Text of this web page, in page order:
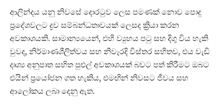
ආලින්දය යනු නිවසේ දොරටුව ලෙස පමණක් නොව පොදු
ප්‍රදේශවලට ද්‍රව සම්බන්ධතාවයක් ලෙසද ක්‍රියා කරන
අවකාශයකි. සාමාන්‍යයෙන්, එහි ව්‍යුහය පටු සහ දිගු විය හැකි
වුවද, නිර්මාණශීලිත්වය සහ නිවැරදි විස්තර සහිතව, එය වැඩි
දෘශ්‍ය අනුපාත සහිත පුළුල් අවකාශයක් බවට පත් කිරීමට ඔබට
එයින් ප්‍රයෝජන ගත හැකිය, එමඟින් නිවසට ජීවය සහ
ආලෝකය ලබා දෙනු ඇත.